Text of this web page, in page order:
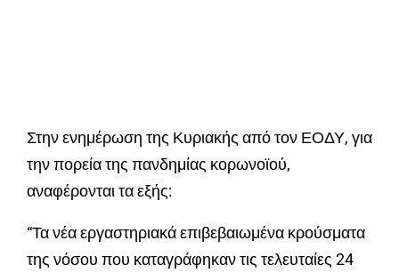
Στην ενημέρωση της Κυριακής από τον ΕΟΔΥ, για
την πορεία της πανδημίας κορωνοϊού,
αναφέρονται τα εξής:
“Τα νέα εργαστηριακά επιβεβαιωμένα κρούσματα
της νόσου που καταγράφηκαν τις τελευταίες 24